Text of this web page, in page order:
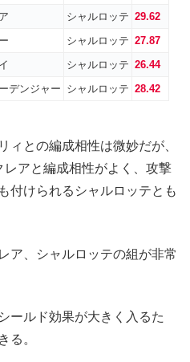
シャルロッテ 29.62
シャルロッテ 27.87
シャルロッテ 26.44
デンジャー シャルロッテ 28.42
ィとの編成相性は微妙だが、
アと編成相性がよく、攻撃
付けられるシャルロッテとも
ア、シャルロッテの組が非常
ールド効果が大きく入るた
る。